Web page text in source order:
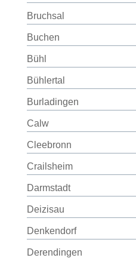
Bruchsal
Buchen
Bühl
Bühlertal
Burladingen
Calw
Cleebronn
Crailsheim
Darmstadt
Deizisau
Denkendorf
Derendingen